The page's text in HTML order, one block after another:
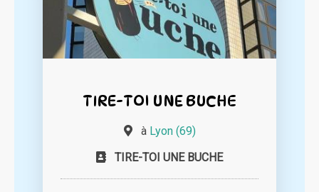
TIRE-TOI UNE BUCHE
à Lyon (69)
TIRE-TOI UNE BUCHE